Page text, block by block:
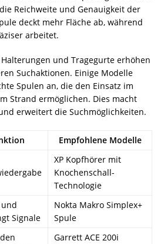
Reichweite und Genauigkeit der
deckt mehr Fläche ab, während
arbeitet.
und Tragegurte erhöhen
Suchaktionen. Einige Modelle
Spulen an, die den Einsatz im
Strand ermöglichen. Dies macht
erweitert die Suchmöglichkeiten.
Empfohlene Modelle
XP Kopfhörer mit
Knochenschall-
Technologie
Signale
Nokta Makro Simplex+
Spule
Garrett ACE 200i